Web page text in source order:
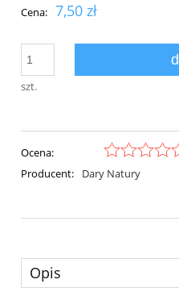
Cena: 7,50 zł
szt.
Ocena:
Producent:
Dary Natury
Opis